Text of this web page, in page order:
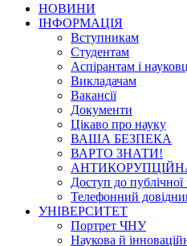
НОВИНИ
ІНФОРМАЦІЯ
Вступникам
Студентам
Аспірантам і
Викладачам
Вакансії
Документи
Цікаво про науку
ВАША БЕЗПЕКА
ВАРТО ЗНАТИ!
Доступ до публічної
Телефонний
УНІВЕРСИТЕТ
Портрет ЧНУ
Наукова й